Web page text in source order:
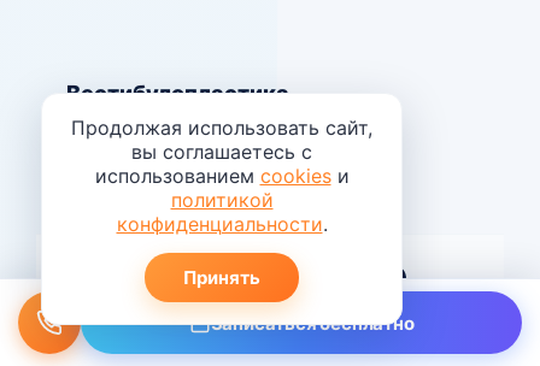
Вестибулопластика
10 000 ₽
Записаться →
Вестибулопластика (челюсть)
10 000 ₽ Записаться бесплатно
Продолжая использовать сайт,
вы соглашаетесь с
использованием cookiesи
политикой
конфиденциальности.
Принять